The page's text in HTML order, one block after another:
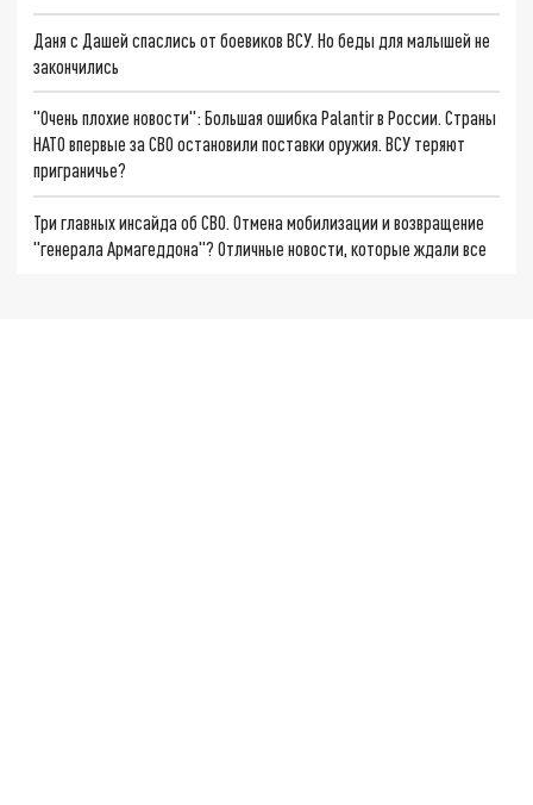
Даня с Дашей спаслись от боевиков ВСУ. Но беды для малышей не
закончились
"Очень плохие новости": Большая ошибка Palantir в России. Страны
НАТО впервые за СВО остановили поставки оружия. ВСУ теряют
приграничье?
Три главных инсайда об СВО. Отмена мобилизации и возвращение
"генерала Армагеддона"? Отличные новости, которые ждали все